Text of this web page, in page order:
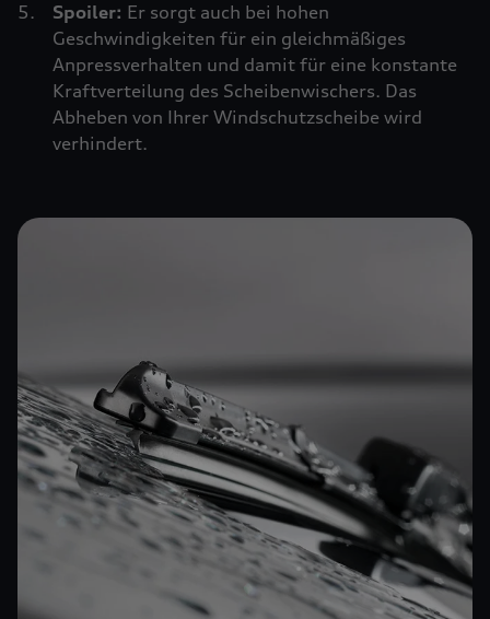
Spoiler: Er sorgt auch bei hohen
Geschwindigkeiten für ein gleichmäßiges
Anpressverhalten und damit für eine konstante
Kraftverteilung des Scheibenwischers. Das
Abheben von Ihrer Windschutzscheibe wird
verhindert.